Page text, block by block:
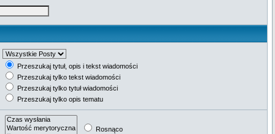
Przeszukaj tytuł, opis i tekst wiadomości
Przeszukaj tylko tekst wiadomości
Przeszukaj tylko tytuł wiadomości
Przeszukaj tylko opis tematu
Rosnąco